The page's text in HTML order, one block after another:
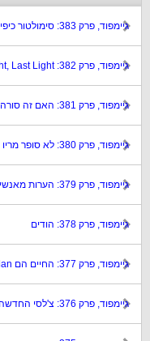
גיימפוד, פרק 383: סימולטור כיפי רצח
גיימפוד, פרק 382: First Light, Middle Light, Twilight, Last Light
גיימפוד, פרק 381: האם זה סורה?
גיימפוד, פרק 380: לא סופר מריו וורלד
גיימפוד, פרק 379: הערות מאנשים ברחוב
גיימפוד, פרק 378: הודים
גיימפוד, פרק 377: החיים הם Iron Man
גיימפוד, פרק 376: צ'לסי החדשה ביורק החדשה